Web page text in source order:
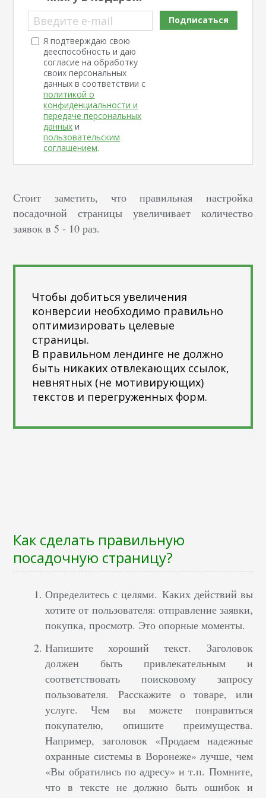
Введите e-mail
Я подтверждаю свою
дееспособность и даю
согласие на обработку
своих персональных
данных в соответствии с
политикой о
конфиденциальности и
передаче персональных
данных и
пользовательским
соглашением.
Подписаться
Стоит заметить, что правильная настройка
посадочной страницы увеличивает количество
заявок в 5 - 10 раз.
Чтобы добиться увеличения
конверсии необходимо правильно
оптимизировать целевые
страницы.
В правильном лендинге не должно
быть никаких отвлекающих ссылок,
невнятных (не мотивирующих)
текстов и перегруженных форм.
Как сделать правильную
посадочную страницу?
Определитесь с целями. Каких действий вы
хотите от пользователя: отправление заявки,
покупка, просмотр. Это опорные моменты.
Напишите хороший текст. Заголовок
должен быть привлекательным и
соответствовать поисковому запросу
пользователя. Расскажите о товаре, или
услуге. Чем вы можете понравиться
покупателю, опишите преимущества.
Например, заголовок «Продаем надежные
охранные системы в Воронеже» лучше, чем
«Вы обратились по адресу» и т.п. Помните,
что в тексте не должно быть ошибок и